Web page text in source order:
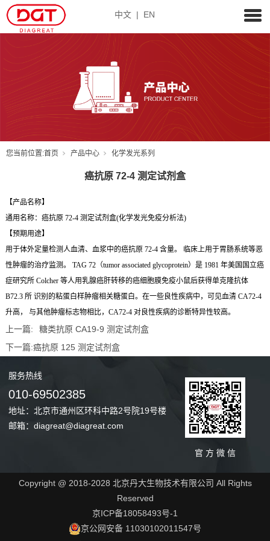
中文 | EN
您当前位置:首页 产品中心 化学发光系列
癌抗原 72-4 测定试剂盒
【产品名称】
通用名称：癌抗原 72-4 测定试剂盒(化学发光免疫分析法)
【预期用途】
用于体外定量检测人血清、血浆中的癌抗原 72-4 含量。 临床上用于胃肠系统等恶
性肿瘤的治疗监测。 TAG 72（tumor associated glycoprotein）是 1981 年美国国立癌
症研究所 Colcher 等人用乳腺癌肝转移的癌细胞膜免疫小鼠后获得单克隆抗体
B72.3 所 识别的粘蛋白样肿瘤相关糖蛋白。在一些良性疾病中，可见血清 CA72-4
升高， 与其他肿瘤标志物相比，CA72-4 对良性疾病的诊断特异性较高。
上一篇:
糖类抗原 CA19-9 测定试剂盒
下一篇:癌抗原 125 测定试剂盒
服务热线
010-69502385
地址：北京市通州区环科中路2号院19号楼
邮箱：diagreat@diagreat.com
官 方 微 信
Copyright @ 2018-2028 北京丹大生物技术有限公司 All Rights
Reserved
京ICP备18058493号-1
京公网安备 11030102011547号